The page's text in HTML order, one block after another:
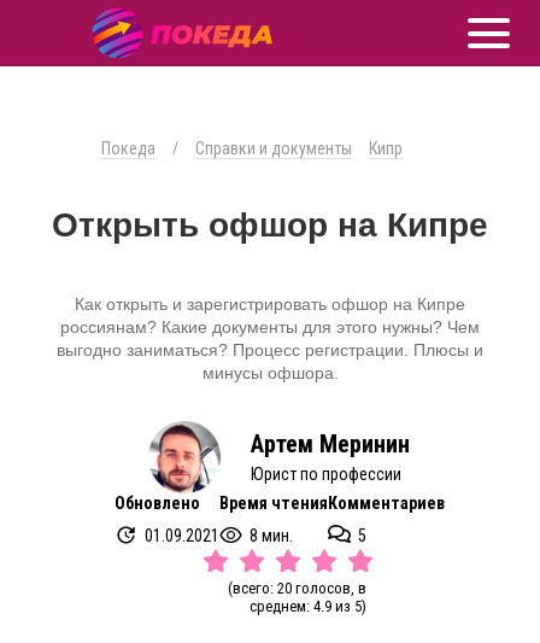
Покеда / Справки и документы Кипр
Открыть офшор на Кипре
Как открыть и зарегистрировать офшор на Кипре
россиянам? Какие документы для этого нужны? Чем
выгодно заниматься? Процесс регистрации. Плюсы и
минусы офшора.
Артем Меринин
Юрист по профессии
Обновлено
01.09.2021
Время чтения
8 мин.
Комментариев
5
(всего: 20 голосов, в
среднем: 4.9 из 5)